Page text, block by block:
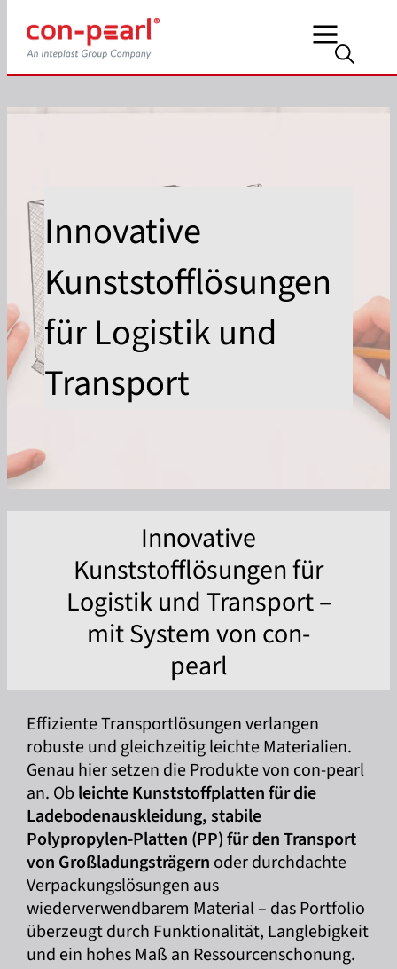
Innovative
Kunststofflösungen
für Logistik und
Transport
Innovative
Kunststofflösungen für
Logistik und Transport –
mit System von con-
pearl
Effiziente Transportlösungen verlangen
robuste und gleichzeitig leichte Materialien.
Genau hier setzen die Produkte von con-pearl
an. Ob leichte Kunststoffplatten für die
Ladebodenauskleidung, stabile
Polypropylen-Platten (PP) für den Transport
von Großladungsträgern oder durchdachte
Verpackungslösungen aus
wiederverwendbarem Material – das Portfolio
überzeugt durch Funktionalität, Langlebigkeit
und ein hohes Maß an Ressourcenschonung.